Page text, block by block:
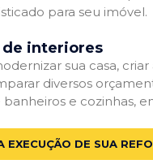
para seu imóvel.
de interiores
sua casa,
diversos
e cozinhas,
EXECUÇÃO DE SUA